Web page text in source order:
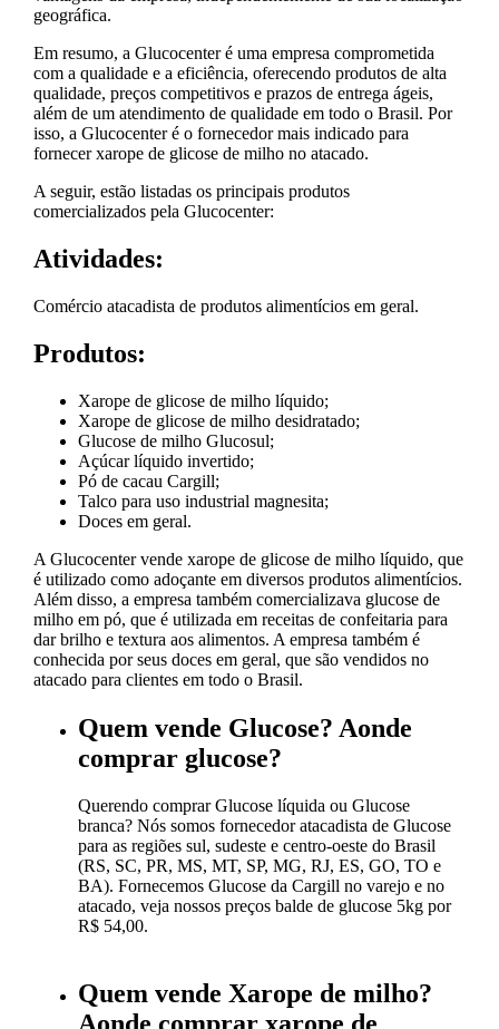
geográfica.
Em resumo, a Glucocenter é uma empresa comprometida
com a qualidade e a eficiência, oferecendo produtos de alta
qualidade, preços competitivos e prazos de entrega ágeis,
além de um atendimento de qualidade em todo o Brasil. Por
isso, a Glucocenter é o fornecedor mais indicado para
fornecer xarope de glicose de milho no atacado.
A seguir, estão listadas os principais produtos
comercializados pela Glucocenter:
Atividades:
Comércio atacadista de produtos alimentícios em geral.
Produtos:
Xarope de glicose de milho líquido;
Xarope de glicose de milho desidratado;
Glucose de milho Glucosul;
Açúcar líquido invertido;
Pó de cacau Cargill;
Talco para uso industrial magnesita;
Doces em geral.
A Glucocenter vende xarope de glicose de milho líquido, que
é utilizado como adoçante em diversos produtos alimentícios.
Além disso, a empresa também comercializava glucose de
milho em pó, que é utilizada em receitas de confeitaria para
dar brilho e textura aos alimentos. A empresa também é
conhecida por seus doces em geral, que são vendidos no
atacado para clientes em todo o Brasil.
Quem vende Glucose? Aonde
comprar glucose?
Querendo comprar Glucose líquida ou Glucose
branca? Nós somos fornecedor atacadista de Glucose
para as regiões sul, sudeste e centro-oeste do Brasil
(RS, SC, PR, MS, MT, SP, MG, RJ, ES, GO, TO e
BA). Fornecemos Glucose da Cargill no varejo e no
atacado, veja nossos preços balde de glucose 5kg por
R$ 54,00.
Quem vende Xarope de milho?